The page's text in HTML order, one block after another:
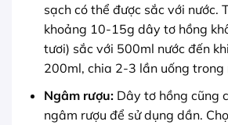
sạch có thể được sắc với nước.
khoảng 10-15g dây tơ hồng
tươi) sắc với 500ml nước đến
200ml, chia 2-3 lần uống trong
Ngâm rượu:Dây tơ hồng cũng
ngâm rượu để sử dụng dần.